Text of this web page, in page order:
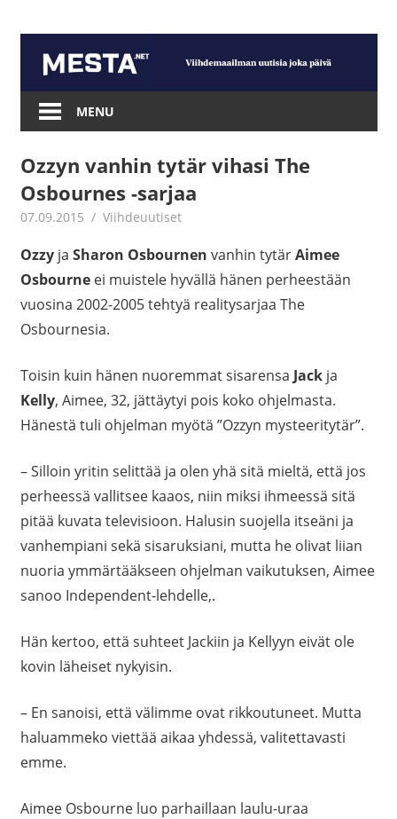
content
Mesta.net
MENU
Ozzyn vanhin tytär vihasi The
Osbournes -sarjaa
07.09.2015 mestanet
Viihdeuutiset
Ozzyja Sharon Osbournen vanhin tytärAimee
Osbourneei muistele hyvällä hänen perheestään
vuosina 2002-2005 tehtyä realitysarjaa The
Osbournesia.
Toisin kuin hänen nuoremmat sisarensa Jackja
Kelly, Aimee, 32, jättäytyi pois koko ohjelmasta.
Hänestä tuli ohjelman myötä ”Ozzyn mysteeritytär”.
– Silloin yritin selittää ja olen yhä sitä mieltä, että jos
perheessä vallitsee kaaos, niin miksi ihmeessä sitä
pitää kuvata televisioon. Halusin suojella itseäni ja
vanhempiani sekä sisaruksiani, mutta he olivat liian
nuoria ymmärtääkseen ohjelman vaikutuksen, Aimee
sanoo Independent-lehdelle,.
Hän kertoo, että suhteet Jackiin ja Kellyyn eivät ole
kovin läheiset nykyisin.
– En sanoisi, että välimme ovat rikkoutuneet. Mutta
haluammeko viettää aikaa yhdessä, valitettavasti
emme.
Aimee Osbourne luo parhaillaan laulu-uraa